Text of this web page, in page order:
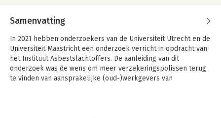
Samenvatting
In 2021 hebben onderzoekers van de Universiteit Utrecht en de
Universiteit Maastricht een onderzoek verricht in opdracht van
het Instituut Asbestslachtoffers. De aanleiding van dit
onderzoek was de wens om meer verzekeringspolissen terug
te vinden van aansprakelijke (oud-)werkgevers van